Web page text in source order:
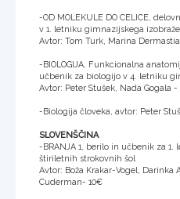
-OD MOLEKULE DO CELICE,
v 1. letniku gimnazijskega
Avtor: Tom Turk, Marina
-BIOLOGIJA, Funkcionalna
učbenik za biologijo v 4. letniku
Avtor: Peter Stušek, Nada Gogala -
-Biologija človeka, avtor: Peter
SLOVENŠČINA
-BRANJA 1, berilo in učbenik za
štiriletnih strokovnih šol
Avtor: Boža Krakar-Vogel, Darinka
Cuderman- 10€